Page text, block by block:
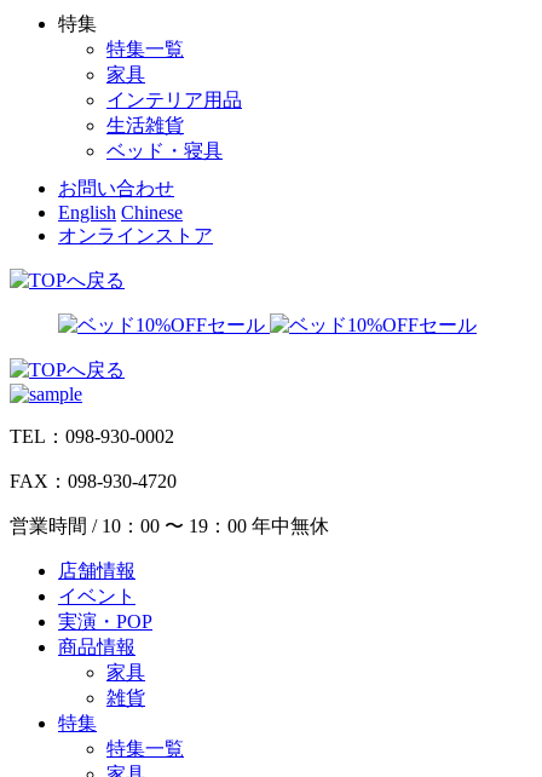
特集
特集一覧
家具
インテリア用品
生活雑貨
ベッド・寝具
お問い合わせ
English Chinese
オンラインストア
TEL：098-930-0002
FAX：098-930-4720
営業時間 / 10：00 〜 19：00 年中無休
店舗情報
イベント
実演・POP
商品情報
家具
雑貨
特集
特集一覧